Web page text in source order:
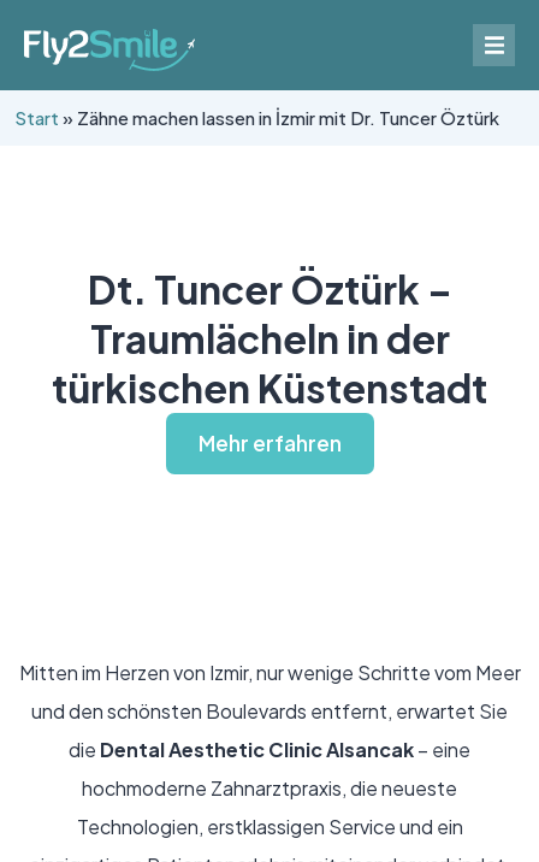
Start » Zähne machen lassen in İzmir mit Dr. Tuncer Öztürk
Dt. Tuncer Öztürk –
Traumlächeln in der
türkischen Küstenstadt
Mehr erfahren
Mitten im Herzen von Izmir, nur wenige Schritte vom Meer
und den schönsten Boulevards entfernt, erwartet Sie
die Dental Aesthetic Clinic Alsancak– eine
hochmoderne Zahnarztpraxis, die neueste
Technologien, erstklassigen Service und ein